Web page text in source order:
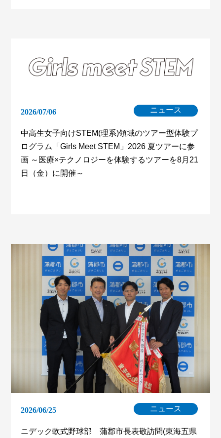
2026/07/06 ニュース
中高生女子向けSTEM(理系)領域のツアー型体験プ
ログラム「Girls Meet STEM」2026 夏ツアーに参
画 ～医療×テクノロジーを体験するツアーを8月21
日（金）に開催～
2026/06/25 ニュース
ニデック軟式野球部 蒲郡市長表敬訪問(東海五県